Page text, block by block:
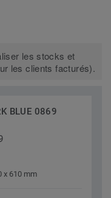
les stocks et
les clients facturés).
BLUE 0869
x 610 mm